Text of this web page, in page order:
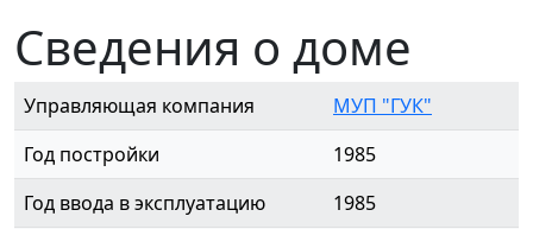
Сведения о доме
Управляющая компания
МУП "ГУК"
Год постройки
1985
Год ввода в эксплуатацию
1985